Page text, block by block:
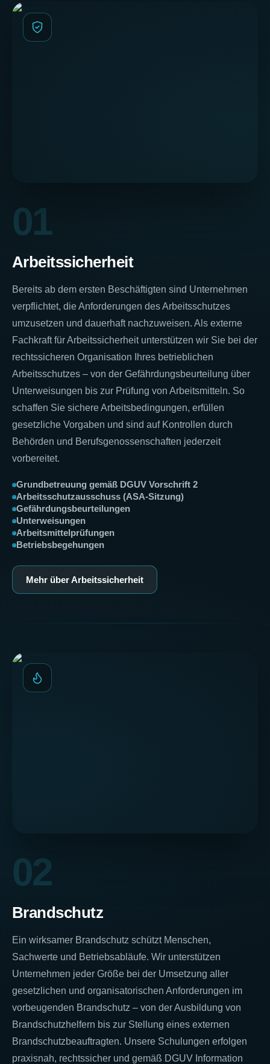
01
Arbeitssicherheit
Bereits ab dem ersten Beschäftigten sind Unternehmen
verpflichtet, die Anforderungen des Arbeitsschutzes
umzusetzen und dauerhaft nachzuweisen. Als externe
Fachkraft für Arbeitssicherheit unterstützen wir Sie bei der
rechtssicheren Organisation Ihres betrieblichen
Arbeitsschutzes – von der Gefährdungsbeurteilung über
Unterweisungen bis zur Prüfung von Arbeitsmitteln. So
schaffen Sie sichere Arbeitsbedingungen, erfüllen
gesetzliche Vorgaben und sind auf Kontrollen durch
Behörden und Berufsgenossenschaften jederzeit
vorbereitet.
Grundbetreuung gemäß DGUV Vorschrift 2
Arbeitsschutzausschuss (ASA-Sitzung)
Gefährdungsbeurteilungen
Unterweisungen
Arbeitsmittelprüfungen
Betriebsbegehungen
Mehr über Arbeitssicherheit
02
Brandschutz
Ein wirksamer Brandschutz schützt Menschen,
Sachwerte und Betriebsabläufe. Wir unterstützen
Unternehmen jeder Größe bei der Umsetzung aller
gesetzlichen und organisatorischen Anforderungen im
vorbeugenden Brandschutz – von der Ausbildung von
Brandschutzhelfern bis zur Stellung eines externen
Brandschutzbeauftragten. Unsere Schulungen erfolgen
praxisnah, rechtssicher und gemäß DGUV Information